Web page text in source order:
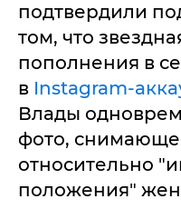
подтвердили
том, что
пополнения в
в Instagram-
Влады
фото,
относительно
положения"